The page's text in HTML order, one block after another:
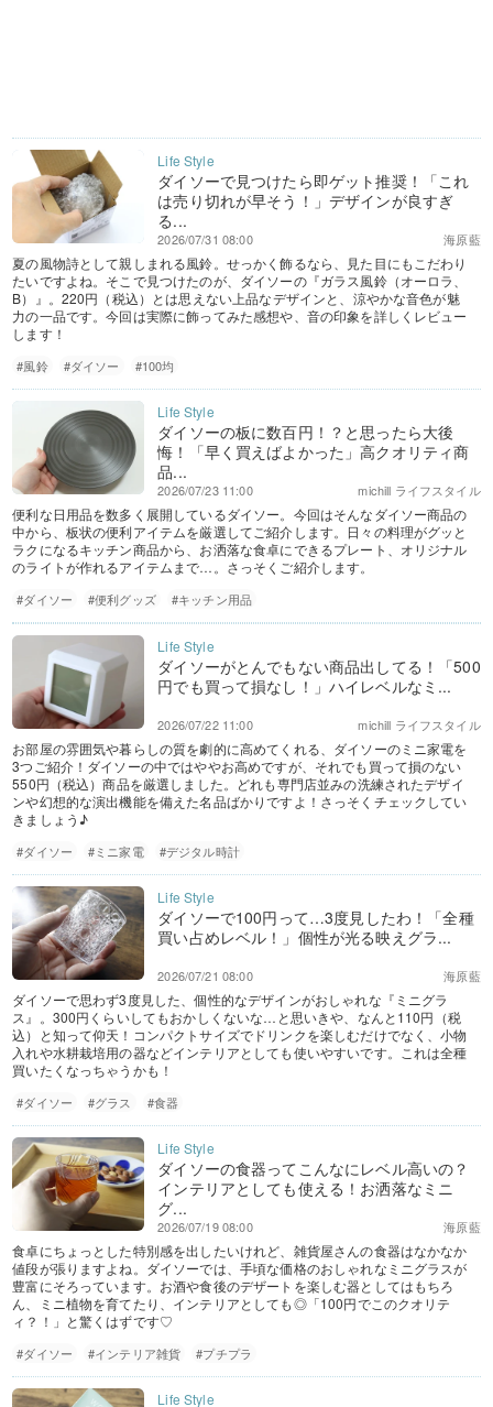
ダイソーで見つけたら即ゲット推奨！「これ
は売り切れが早そう！」デザインが良すぎ
る...
海原藍
2026/07/31 08:00
夏の風物詩として親しまれる風鈴。せっかく飾るなら、見た目にもこだわり
たいですよね。そこで見つけたのが、ダイソーの『ガラス風鈴（オーロラ、
B）』。220円（税込）とは思えない上品なデザインと、涼やかな音色が魅
力の一品です。今回は実際に飾ってみた感想や、音の印象を詳しくレビュー
します！
#風鈴 #ダイソー #100均
ダイソーの板に数百円！？と思ったら大後
悔！「早く買えばよかった」高クオリティ商
品...
michill ライフスタイル
2026/07/23 11:00
便利な日用品を数多く展開しているダイソー。今回はそんなダイソー商品の
中から、板状の便利アイテムを厳選してご紹介します。日々の料理がグッと
ラクになるキッチン商品から、お洒落な食卓にできるプレート、オリジナル
のライトが作れるアイテムまで…。さっそくご紹介します。
#ダイソー #便利グッズ #キッチン用品
ダイソーがとんでもない商品出してる！「500
円でも買って損なし！」ハイレベルなミ...
michill ライフスタイル
2026/07/22 11:00
お部屋の雰囲気や暮らしの質を劇的に高めてくれる、ダイソーのミニ家電を
3つご紹介！ダイソーの中ではややお高めですが、それでも買って損のない
550円（税込）商品を厳選しました。どれも専門店並みの洗練されたデザイ
ンや幻想的な演出機能を備えた名品ばかりですよ！さっそくチェックしてい
きましょう♪
#ダイソー #ミニ家電 #デジタル時計
ダイソーで100円って…3度見したわ！「全種
買い占めレベル！」個性が光る映えグラ...
海原藍
2026/07/21 08:00
ダイソーで思わず3度見した、個性的なデザインがおしゃれな『ミニグラ
ス』。300円くらいしてもおかしくないな…と思いきや、なんと110円（税
込）と知って仰天！コンパクトサイズでドリンクを楽しむだけでなく、小物
入れや水耕栽培用の器などインテリアとしても使いやすいです。これは全種
買いたくなっちゃうかも！
#ダイソー #グラス #食器
ダイソーの食器ってこんなにレベル高いの？
インテリアとしても使える！お洒落なミニ
グ...
海原藍
2026/07/19 08:00
食卓にちょっとした特別感を出したいけれど、雑貨屋さんの食器はなかなか
値段が張りますよね。ダイソーでは、手頃な価格のおしゃれなミニグラスが
豊富にそろっています。お酒や食後のデザートを楽しむ器としてはもちろ
ん、ミニ植物を育てたり、インテリアとしても◎「100円でこのクオリテ
ィ？！」と驚くはずです♡
#ダイソー #インテリア雑貨 #プチプラ